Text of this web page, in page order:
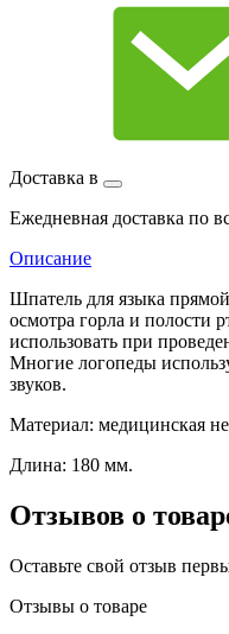
Доставка в
Ежедневная доставка по
Описание
Шпатель для языка
осмотра горла и полости
использовать при
Многие логопеды
звуков.
Материал: медицинская
Длина: 180 мм.
Отзывов о
Оставьте свой отзыв
Отзывы о товаре